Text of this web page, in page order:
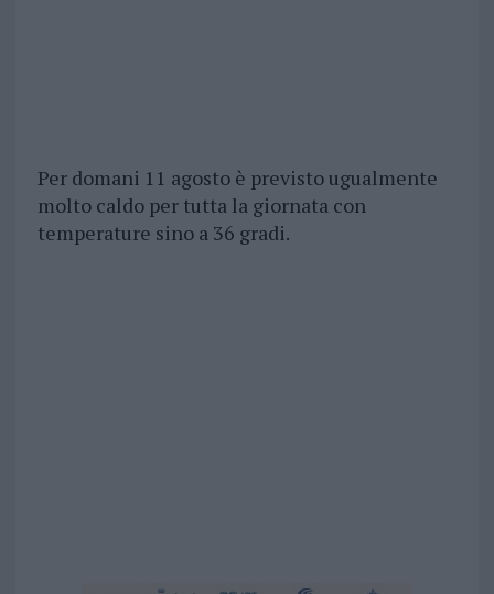
Per domani 11 agosto è previsto ugualmente
molto caldo per tutta la giornata con
temperature sino a 36 gradi.